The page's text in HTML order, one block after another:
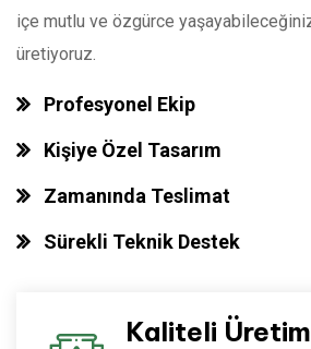
içe mutlu ve özgürce
üretiyoruz.
Profesyonel Ekip
Kişiye Özel Tasarım
Zamanında Teslimat
Sürekli Teknik Destek
Kaliteli Üretim